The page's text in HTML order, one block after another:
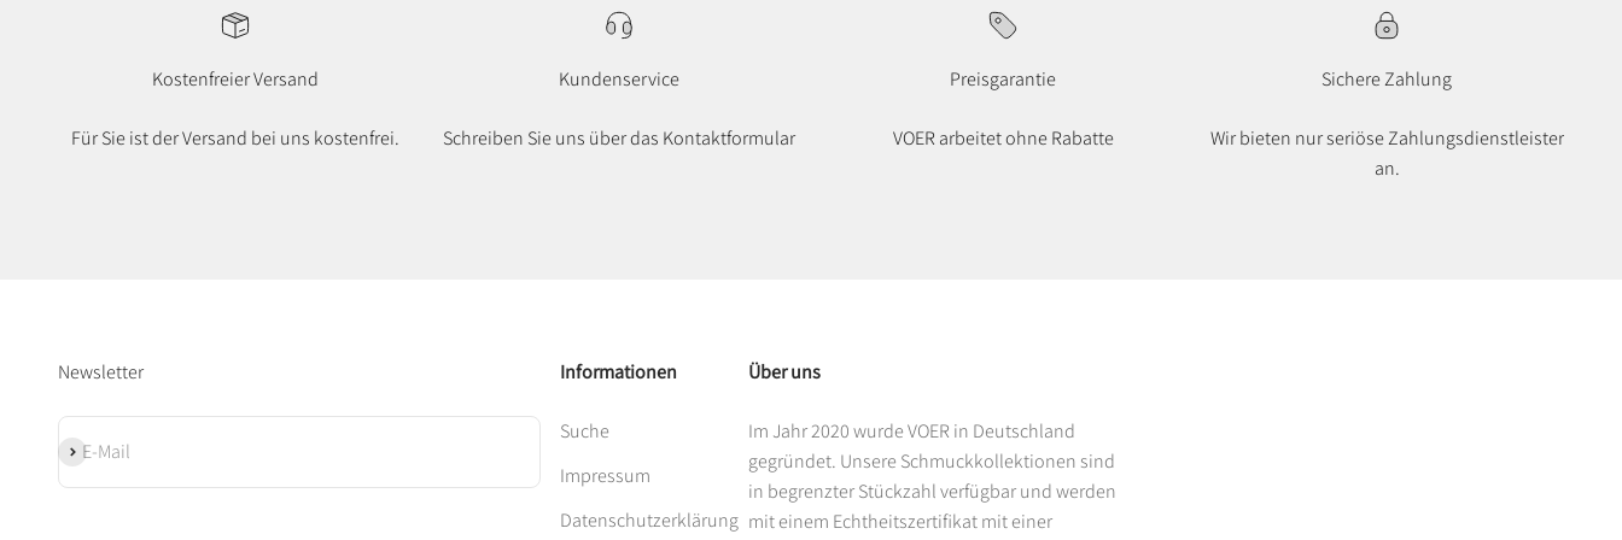
Kostenfreier Versand
Für Sie ist der Versand bei uns kostenfrei.
Kundenservice
Schreiben Sie uns über das Kontaktformular
Preisgarantie
VOER arbeitet ohne Rabatte
Sichere Zahlung
Wir bieten nur seriöse Zahlungsdienstleister
an.
Newsletter
E-Mail
Abonnieren
Informationen
Suche
Impressum
Datenschutzerklärung
Über uns
Im Jahr 2020 wurde VOER in Deutschland
gegründet. Unsere Schmuckkollektionen sind
in begrenzter Stückzahl verfügbar und werden
mit einem Echtheitszertifikat mit einer